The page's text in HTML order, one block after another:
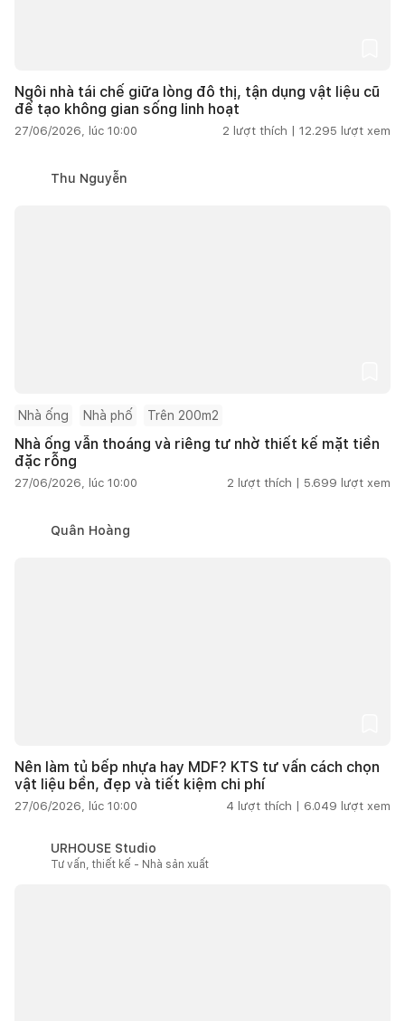
Ngôi nhà tái chế giữa lòng đô thị, tận dụng vật liệu cũ
để tạo không gian sống linh hoạt
27/06/2026, lúc 10:00 2 lượt thích | 12.295 lượt xem
Thu Nguyễn
Nhà ống Nhà phố Trên 200m2
Nhà ống vẫn thoáng và riêng tư nhờ thiết kế mặt tiền
đặc rỗng
27/06/2026, lúc 10:00 2 lượt thích | 5.699 lượt xem
Quân Hoàng
Nên làm tủ bếp nhựa hay MDF? KTS tư vấn cách chọn
vật liệu bền, đẹp và tiết kiệm chi phí
27/06/2026, lúc 10:00 4 lượt thích | 6.049 lượt xem
URHOUSE Studio
Tư vấn, thiết kế - Nhà sản xuất